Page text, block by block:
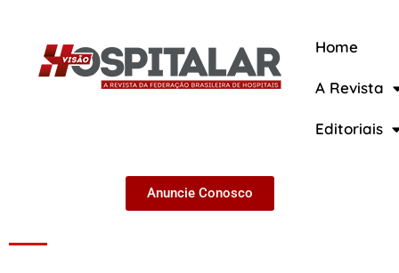
Home
A Revista
Editoriais
Anuncie Conosco